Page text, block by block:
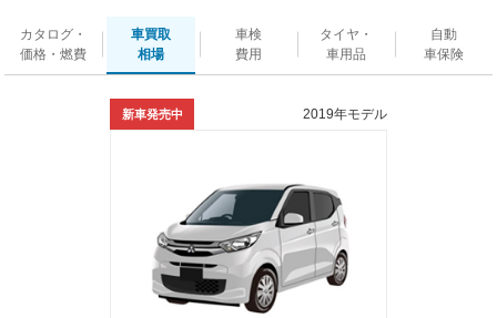
カタログ・
価格・燃費
車買取
相場
車検
費用
タイヤ・
車用品
自動
車保険
新車発売中 2019年モデル